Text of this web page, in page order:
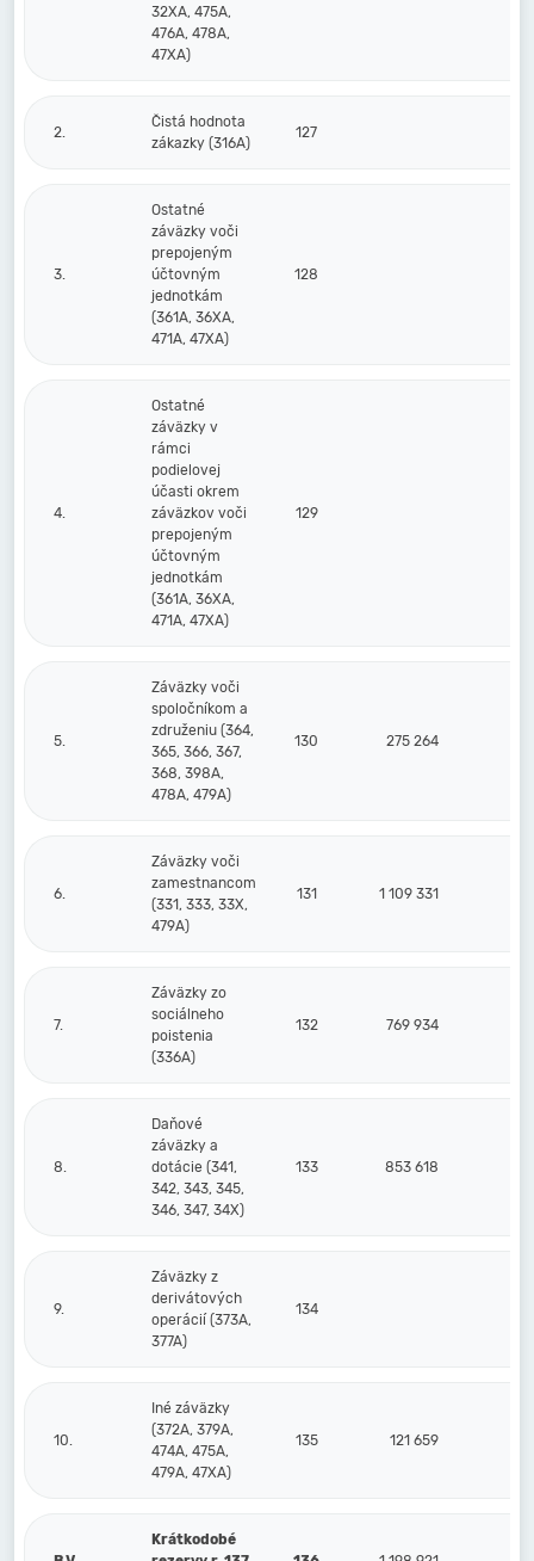
32XA, 475A,
476A, 478A,
47XA)
2.
Čistá hodnota
zákazky (316A)
127
3.
Ostatné
záväzky voči
prepojeným
účtovným
jednotkám
(361A, 36XA,
471A, 47XA)
128
4.
Ostatné
záväzky v
rámci
podielovej
účasti okrem
záväzkov voči
prepojeným
účtovným
jednotkám
(361A, 36XA,
471A, 47XA)
129
5.
Záväzky voči
spoločníkom a
združeniu (364,
365, 366, 367,
368, 398A,
478A, 479A)
130 275 264
6.
Záväzky voči
zamestnancom
(331, 333, 33X,
479A)
131 1 109 331
7.
Záväzky zo
sociálneho
poistenia
(336A)
132 769 934
8.
Daňové
záväzky a
dotácie (341,
342, 343, 345,
346, 347, 34X)
133 853 618
9.
Záväzky z
derivátových
operácií (373A,
377A)
134
10.
Iné záväzky
(372A, 379A,
474A, 475A,
479A, 47XA)
135 121 659
Krátkodobé